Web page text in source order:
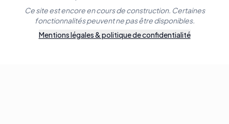
Ce site est encore en cours de construction. Certaines
fonctionnalités peuvent ne pas être disponibles.
Mentions légales & politique de confidentialité